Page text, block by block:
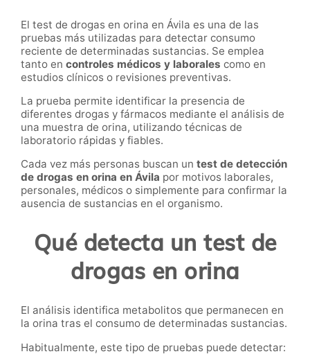
El test de drogas en orina en Ávila es una de las
pruebas más utilizadas para detectar consumo
reciente de determinadas sustancias. Se emplea
tanto en controles médicos y laborales como en
estudios clínicos o revisiones preventivas.
La prueba permite identificar la presencia de
diferentes drogas y fármacos mediante el análisis de
una muestra de orina, utilizando técnicas de
laboratorio rápidas y fiables.
Cada vez más personas buscan un test de detección
de drogas en orina en Ávila por motivos laborales,
personales, médicos o simplemente para confirmar la
ausencia de sustancias en el organismo.
Qué detecta un test de
drogas en orina
El análisis identifica metabolitos que permanecen en
la orina tras el consumo de determinadas sustancias.
Habitualmente, este tipo de pruebas puede detectar: